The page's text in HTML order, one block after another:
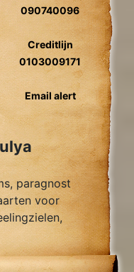
090740096
Creditlijn
0103009171
Email alert
paragnost
voor